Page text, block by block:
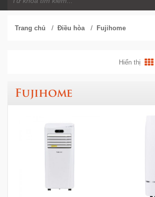
Trang chủ / Điều hòa / Fujihome
Hiển thị
Fujihome